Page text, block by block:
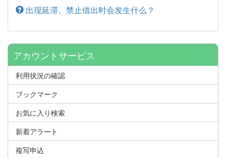
出现延滞、禁止借出时会发生什么？
アカウントサービス
利用状況の確認
ブックマーク
お気に入り検索
新着アラート
複写申込